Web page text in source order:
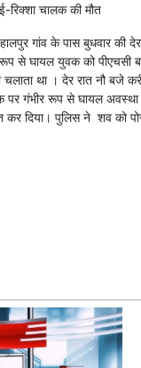
रिक्शा चालक की मौत
गांव के पास बुधवार की
से घायल युवक को पीएचसी
चलाता था । देर रात नौ बजे
गंभीर रूप से घायल अवस्था
दिया। पुलिस ने शव को